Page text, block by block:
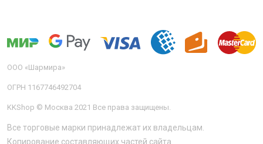
ООО «Шармира»
ОГРН 1167746492704
KKShop © Москва 2021 Все права защищены.
Все торговые марки принадлежат их владельцам.
Копирование составляющих частей сайта